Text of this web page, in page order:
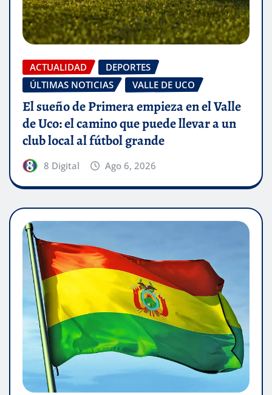
ACTUALIDAD
DEPORTES
ÚLTIMAS NOTICIAS
VALLE DE UCO
El sueño de Primera empieza en el Valle
de Uco: el camino que puede llevar a un
club local al fútbol grande
8 Digital Ago 6, 2026